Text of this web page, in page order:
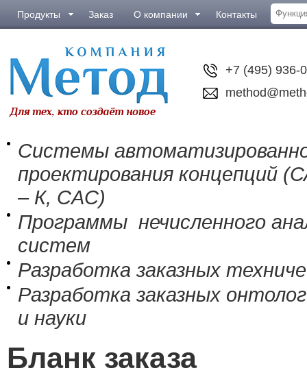
Продукты Заказ О компании Контакты
+7 (495) 936-
Системы
проектирования концепций
– К, CAC)
Программы нечисленного
систем
Разработка заказных
Разработка заказных
и науки
Бланк заказа